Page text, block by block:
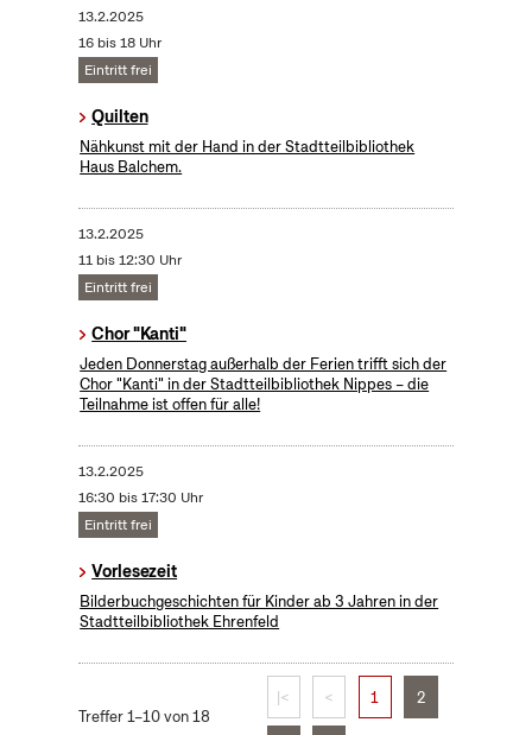
13.2.2025
16 bis 18 Uhr
Eintritt frei
Quilten
Nähkunst mit der Hand in der Stadtteilbibliothek
Haus Balchem.
13.2.2025
11 bis 12:30 Uhr
Eintritt frei
Chor "Kanti"
Jeden Donnerstag außerhalb der Ferien trifft sich der
Chor "Kanti" in der Stadtteilbibliothek Nippes – die
Teilnahme ist offen für alle!
13.2.2025
16:30 bis 17:30 Uhr
Eintritt frei
Vorlesezeit
Bilderbuchgeschichten für Kinder ab 3 Jahren in der
Stadtteilbibliothek Ehrenfeld
Treffer 1–10 von 18
|< < 1 2